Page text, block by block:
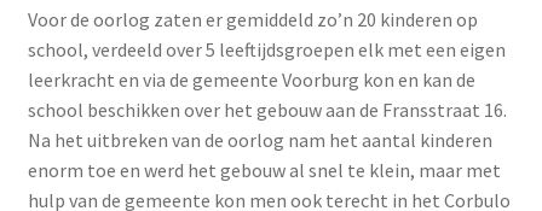
Voor de oorlog zaten er gemiddeld zo’n 20 kinderen op
school, verdeeld over 5 leeftijdsgroepen elk met een eigen
leerkracht en via de gemeente Voorburg kon en kan de
school beschikken over het gebouw aan de Fransstraat 16.
Na het uitbreken van de oorlog nam het aantal kinderen
enorm toe en werd het gebouw al snel te klein, maar met
hulp van de gemeente kon men ook terecht in het Corbulo